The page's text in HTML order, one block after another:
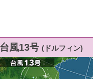
台風13号 (ドルフィン)